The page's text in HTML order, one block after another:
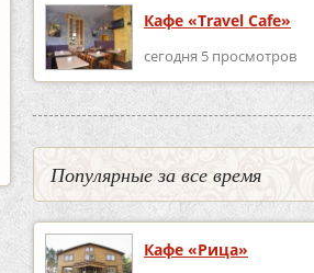
Кафе «Travel Cafe»
сегодня 5 просмотров
Популярные за все время
Кафе «Рица»